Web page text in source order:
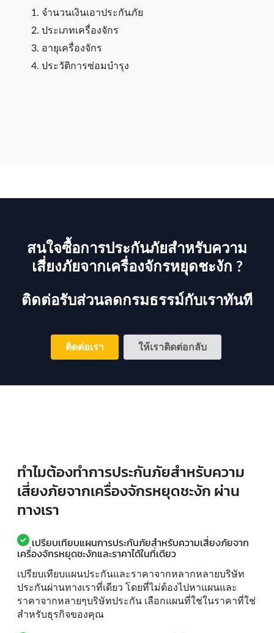
จำนวนเงินเอาประกันภัย
ประเภทเครื่องจักร
อายุเครื่องจักร
ประวัติการซ่อมบำรุง
สนใจซื้อการประกันภัยสำหรับความ
เสี่ยงภัยจากเครื่องจักรหยุดชะงัก ?
ติดต่อรับส่วนลดกรมธรรม์กับเราทันที
ติดต่อเรา ให้เราติดต่อกลับ
ทำไมต้องทำการประกันภัยสำหรับความ
เสี่ยงภัยจากเครื่องจักรหยุดชะงัก ผ่าน
ทางเรา
เปรียบเทียบแผนการประกันภัยสำหรับความเสี่ยงภัยจาก
เครื่องจักรหยุดชะงักและราคาได้ในที่เดียว
เปรียบเทียบแผนประกันและราคาจากหลากหลายบริษัท
ประกันผ่านทางเราที่เดียว โดยที่ไม่ต้องไปหาแผนและ
ราคาจากหลายๆบริษัทประกัน เลือกแผนที่ใช่ในราคาที่ใช่
สำหรับธุรกิจของคุณ